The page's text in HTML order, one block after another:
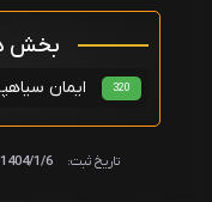
بخش
ایمان 320
تاریخ ثبت: 1404/1/6